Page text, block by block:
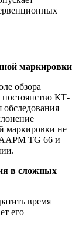
маркировки
обзора
постоянство КТ-
обследования
маркировки не
TG 66 и
в сложных
время
его